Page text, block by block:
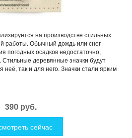
на производстве стильных
работы. Обычный дождь или снег
погодных осадков недостаточно,
деревянные значки будут
неё, так и для него. Значки стали ярким
390 руб.
сейчас